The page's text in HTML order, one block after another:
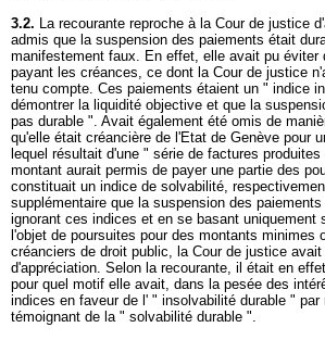
3.2. La recourante reproche à la Cour de justice
admis que la suspension des paiements était
manifestement faux. En effet, elle avait pu éviter
payant les créances, ce dont la Cour de justice
tenu compte. Ces paiements étaient un " indice
démontrer la liquidité objective et que la
pas durable ". Avait également été omis de
qu'elle était créancière de l'Etat de Genève pour
lequel résultait d'une " série de factures
montant aurait permis de payer une partie des
constituait un indice de solvabilité,
supplémentaire que la suspension des
ignorant ces indices et en se basant uniquement
l'objet de poursuites pour des montants minimes
créanciers de droit public, la Cour de justice
d'appréciation. Selon la recourante, il était en
pour quel motif elle avait, dans la pesée des
indices en faveur de l' " insolvabilité durable " par
témoignant de la " solvabilité durable ".